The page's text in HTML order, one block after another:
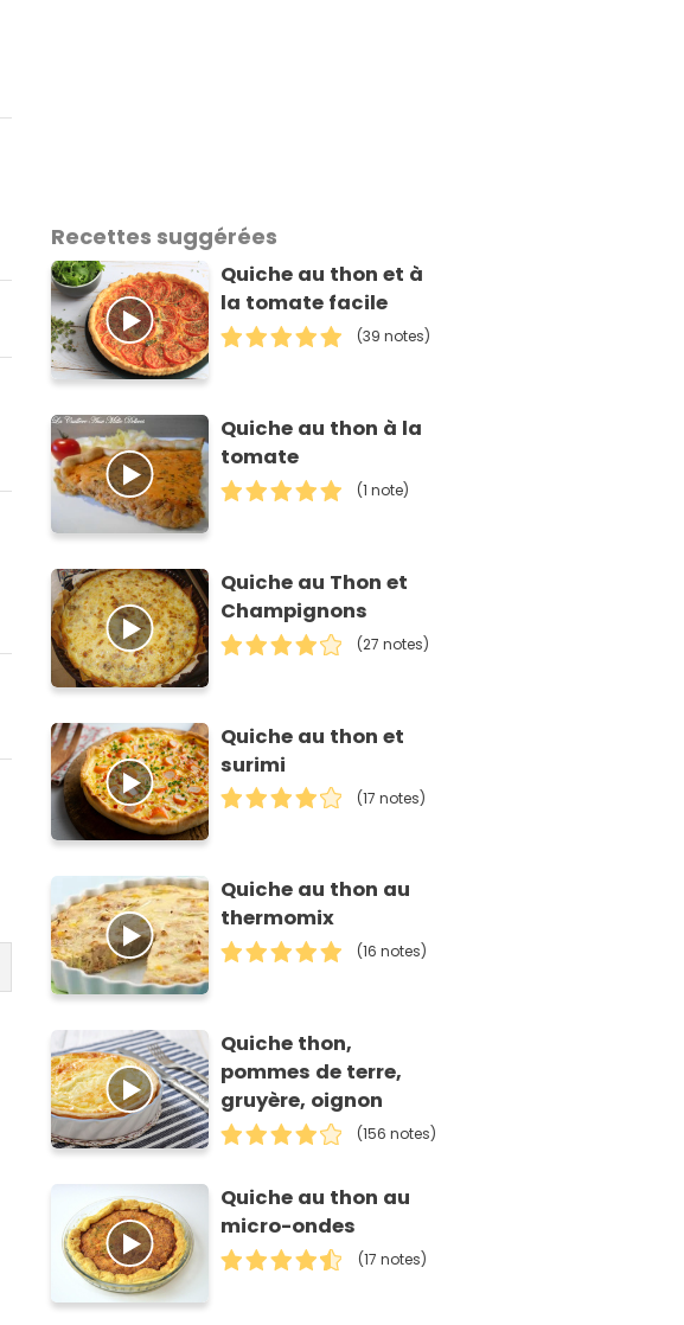
Recettes suggérées
Quiche au thon et à
la tomate facile
(39 notes)
Quiche au thon à la
tomate
(1 note)
Quiche au Thon et
Champignons
(27 notes)
Quiche au thon et
surimi
(17 notes)
Quiche au thon au
thermomix
(16 notes)
Quiche thon,
pommes de terre,
gruyère, oignon
(156 notes)
Quiche au thon au
micro-ondes
(17 notes)